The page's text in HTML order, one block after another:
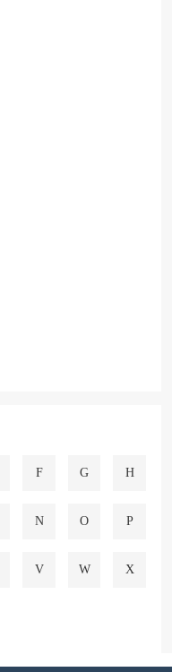
F G H
N O P
V W X